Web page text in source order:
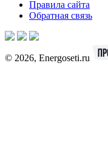
Правила сайта
Обратная связь
© 2026, Energoseti.ru